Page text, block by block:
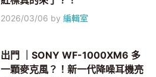
2026/03/06 by編輯室
出門 ｜SONY WF-1000XM6 多
一顆麥克風？！新一代降噪耳機亮